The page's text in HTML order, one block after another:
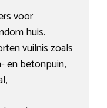
voor
huis.
vuilnis zoals
en betonpuin,